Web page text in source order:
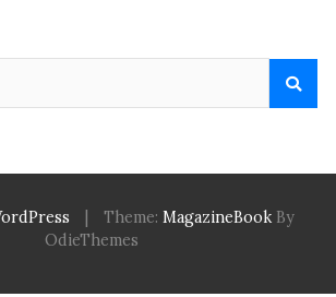
Theme: MagazineBook By
OdieThemes